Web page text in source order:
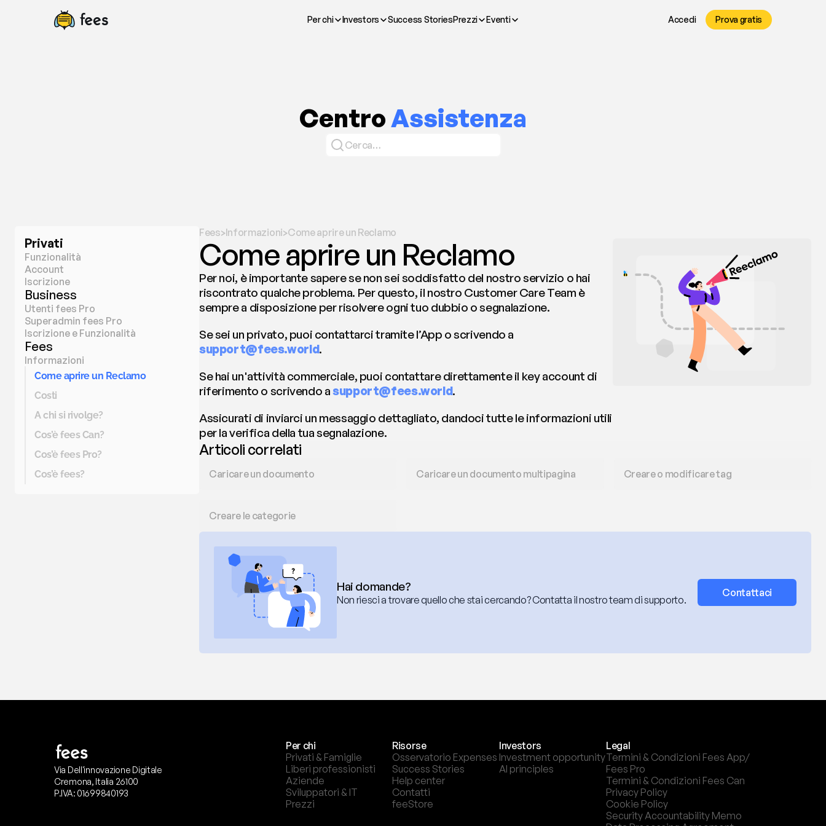
Per chi Investors Success StoriesPrezzi Eventi Accedi Prova gratis
Centro Assistenza
Cerca…
Privati
Funzionalità
Account
Iscrizione
Business
Utenti fees Pro
Superadmin fees Pro
Iscrizione e Funzionalità
Fees
Informazioni
Come aprire un Reclamo
Costi
A chi si rivolge?
Cos’è fees Can?
Cos’è fees Pro?
Cos’è fees?
Fees>Informazioni>Come aprire un Reclamo
Come aprire un Reclamo
Per noi, è importante sapere se non sei soddisfatto del nostro servizio o hai
riscontrato qualche problema. Per questo, il nostro Customer Care Team è
sempre a disposizione per risolvere ogni tuo dubbio o segnalazione.
support@fees.world.
Se hai un'attività commerciale, puoi contattare direttamente il key account di
riferimento o scrivendo a support@fees.world.
Assicurati di inviarci un messaggio dettagliato, dandoci tutte le informazioni utili
per la verifica della tua segnalazione.
Articoli correlati
Caricare un documento Caricare un documento multipagina Creare o modificare tag
Creare le categorie
Hai domande?
Non riesci a trovare quello che stai cercando? Contatta il nostro team di supporto.
Contattaci
Via Dell'innovazione Digitale
Cremona, Italia 26100
P.IVA: 01699840193
Per chi
Privati & Famiglie
Liberi professionisti
Aziende
Sviluppatori & IT
Prezzi
Risorse
Osservatorio Expenses
Success Stories
Help center
Contatti
feeStore
Investors
Investment opportunity
AI principles
Legal
Termini & Condizioni Fees App/
Fees Pro
Termini & Condizioni Fees Can
Privacy Policy
Cookie Policy
Security Accountability Memo